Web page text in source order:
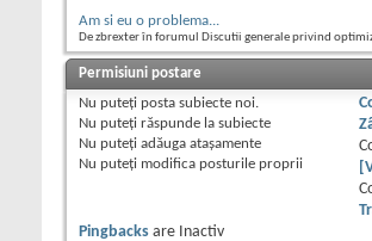
Am si eu o problema...
De zbrexter în forumul Discutii generale privind
Permisiuni postare
Nu puteţi posta subiecte noi.
Nu puteţi răspunde la subiecte
Nu puteţi adăuga ataşamente
Nu puteţi modifica posturile proprii
Pingbacks are
Inactiv